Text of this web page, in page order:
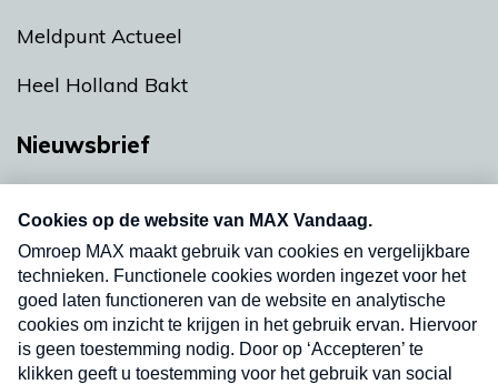
Meldpunt Actueel
Heel Holland Bakt
Nieuwsbrief
nieuwsbrief. Elke vrijdag- en dinsdagochtend in
uw mailbox.
Verzend